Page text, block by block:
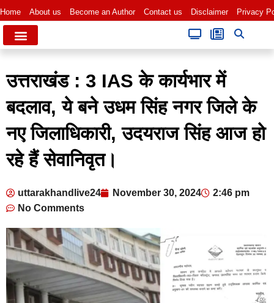
Home About us Become an Author Contact us Disclaimer Privacy
उत्तराखंड : 3 IAS के कार्यभार में
बदलाव, ये बने उधम सिंह नगर जिले के
नए जिलाधिकारी, उदयराज सिंह आज हो
रहे हैं सेवानिवृत।
uttarakhandlive24 November 30, 2024
2:46 pm
No Comments